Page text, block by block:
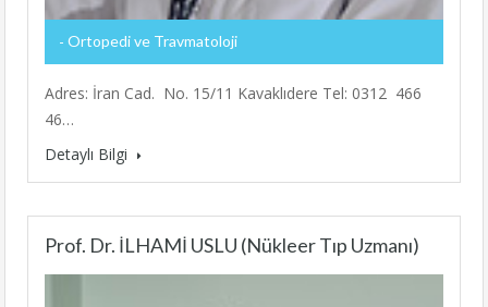
Ortopedi ve Travmatoloji
Adres: İran Cad. No. 15/11 Kavaklıdere Tel: 0312 466
46…
Detaylı Bilgi
Prof. Dr. İLHAMİ USLU (Nükleer Tıp Uzmanı)